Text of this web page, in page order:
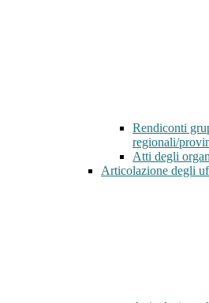
Rendiconti
regionali/
Atti degli
Articolazione degli